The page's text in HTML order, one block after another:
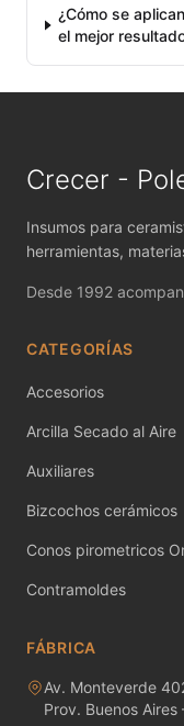
MAYCO
MAYCO
MAYCO
MAYCO
MAYCO
MAYCO
MAYCO
MAYCO
¿Cómo se
el mejor
Crecer -
Insumos para
herramientas,
Desde 1992
CATEGORÍAS
Accesorios
Arcilla Secado al Aire
Auxiliares
Bizcochos cerámicos
Conos pirometricos
Contramoldes
FÁBRICA
Av. Monteverde
Prov. Buenos Aires